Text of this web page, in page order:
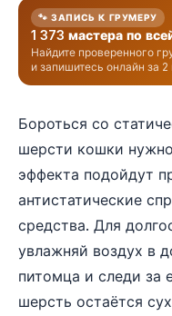
🐾 ЗАПИСЬ К ГРУМЕРУ
1 373 мастера по
Найдите проверенного
и запишитесь онлайн за
Бороться со
шерсти кошки
эффекта подойдут
антистатические
средства. Для
увлажняй воздух в
питомца и следи за
шерсть остаётся